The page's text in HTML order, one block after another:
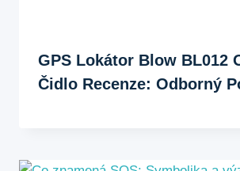
GPS Lokátor Blow BL012
Čidlo Recenze: Odborný